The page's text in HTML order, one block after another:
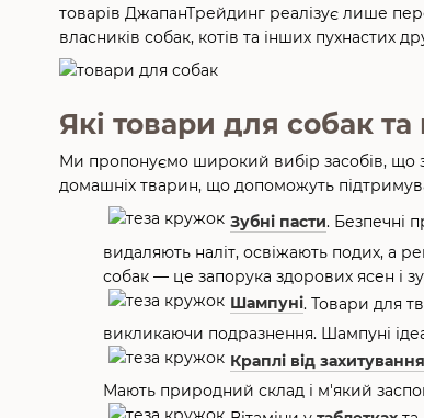
товарів ДжапанТрейдинг реалізує лише
власників собак, котів та інших пухнастих
Які товари для собак
Ми пропонуємо широкий вибір засобів, що
домашніх тварин, що допоможуть
Зубні пасти. Безпечні
видаляють наліт, освіжають подих, а
собак — це запорука здорових ясен і
Шампуні. Товари для
викликаючи подразнення. Шампуні
Краплі від захитування
Мають природний склад і м'який